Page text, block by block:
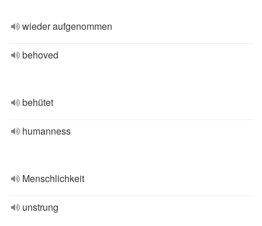
wieder aufgenommen
behoved
behütet
humanness
Menschlichkeit
unstrung